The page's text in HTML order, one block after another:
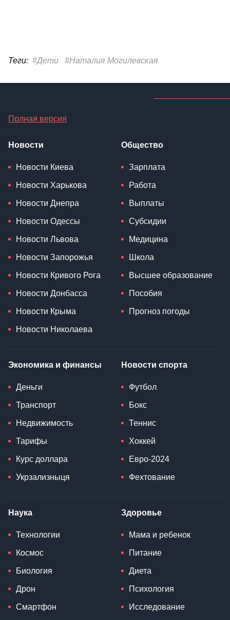
Теги: #Дети #Наталия Могилевская
Полная версия
Новости
Новости Киева
Новости Харькова
Новости Днепра
Новости Одессы
Новости Львова
Новости Запорожья
Новости Кривого Рога
Новости Донбасса
Новости Крыма
Новости Николаева
Общество
Зарплата
Работа
Выплаты
Субсидии
Медицина
Школа
Высшее образование
Пособия
Прогноз погоды
Экономика и финансы
Деньги
Транспорт
Недвижимость
Тарифы
Курс доллара
Укрзализныця
Новости спорта
Футбол
Бокс
Теннис
Хоккей
Евро-2024
Фехтование
Наука
Технологии
Космос
Биология
Дрон
Смартфон
Здоровье
Мама и ребенок
Питание
Диета
Психология
Исследование